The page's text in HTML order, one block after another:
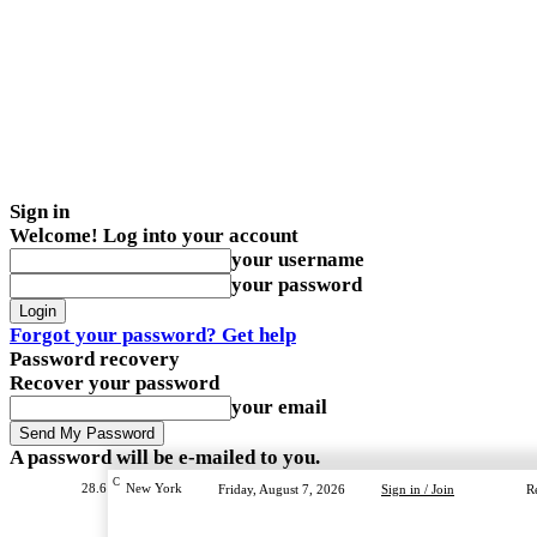
Sign in
Welcome! Log into your account
your username
your password
Forgot your password? Get help
Password recovery
Recover your password
your email
A password will be e-mailed to you.
28.6 C New York Friday, August 7, 2026 Sign in / Join